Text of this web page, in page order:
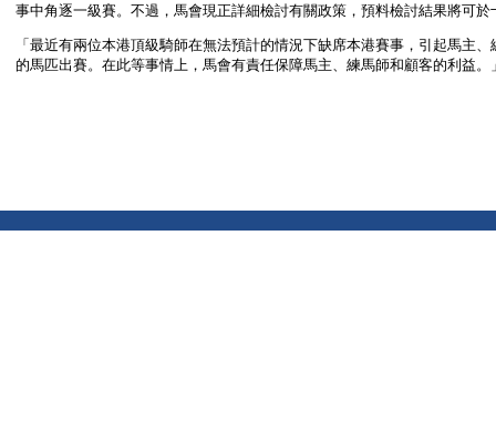
事中角逐一級賽。不過，馬會現正詳細檢討有關政策，預料檢討結果將可於
「最近有兩位本港頂級騎師在無法預計的情況下缺席本港賽事，引起馬主
的馬匹出賽。在此等事情上，馬會有責任保障馬主、練馬師和顧客的利益。